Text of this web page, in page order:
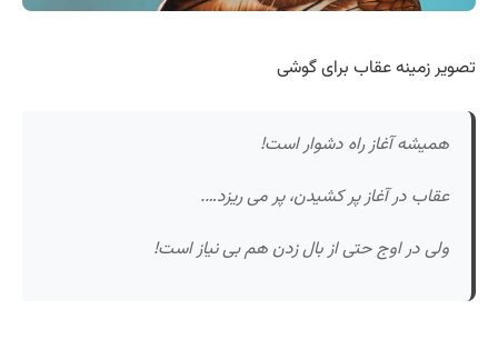
تصویر زمینه عقاب برای گوشی
همیشه آغاز راه دشوار است!
عقاب در آغاز پر کشیدن، پر می ریزد….
ولی در اوج حتی از بال زدن هم بی نیاز است!